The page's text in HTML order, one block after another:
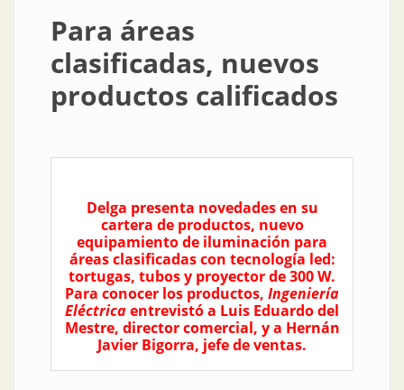
Para áreas
clasificadas, nuevos
productos calificados
Delga presenta novedades en su
cartera de productos, nuevo
equipamiento de iluminación para
áreas clasificadas con tecnología led:
tortugas, tubos y proyector de 300 W.
Para conocer los productos, Ingeniería
Eléctricaentrevistó a Luis Eduardo del
Mestre, director comercial, y a Hernán
Javier Bigorra, jefe de ventas.